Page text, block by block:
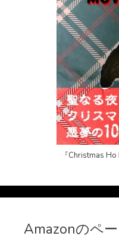
『Christmas
Amazonのペ